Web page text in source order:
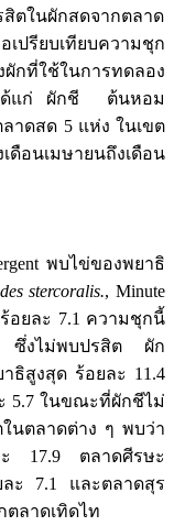
ตในผักสดจากตลาด
เปรียบเทียบความชุก
ที่ใช้ในการทดลอง
ได้แก่ ผักชี ต้นหอม
าดสด 5 แห่ง ในเขต
ดือนเมษายนถึงเดือน
พบไข่ของพยาธิ
stercoralis., Minute
ร้อยละ 7.1 ความชุกนี้
ซึ่งไม่พบปรสิต ผัก
ธิสูงสุด ร้อยละ 11.4
5.7 ในขณะที่ผักชีไม่
นตลาดต่าง ๆ พบว่า
ะ 17.9 ตลาดศีรษะ
ละ 7.1 และตลาดสุร
ลาดเทิดไท